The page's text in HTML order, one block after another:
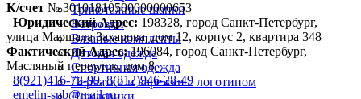
Трикотажные шапки
Ветровки
Вязаные комплекты
Детская одежда
Спортивная одежда
Перчатки и варежки с логотипом
Дождевики
К/счет № 30101810500000000653
Юридический Адрес: 198328, город Санкт-Петербург,
улица Маршала Захарова, дом 12, корпус 2, квартира 348
Фактический Адрес:196084, город Санкт-Петербург,
Масляный переулок, дом 8
8(921)416-72-99,8(812)946-28-49
emelin-spb@mail.ru